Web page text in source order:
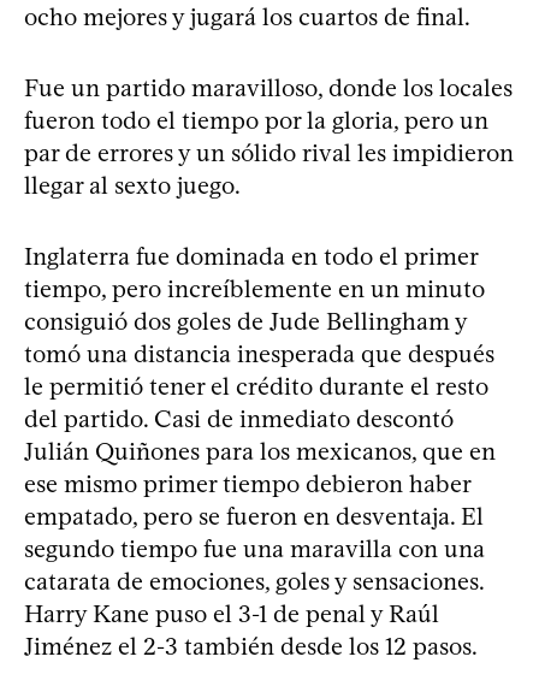
ocho mejores y jugará los cuartos de final.
Fue un partido maravilloso, donde los locales
fueron todo el tiempo por la gloria, pero un
par de errores y un sólido rival les impidieron
llegar al sexto juego.
Inglaterra fue dominada en todo el primer
tiempo, pero increíblemente en un minuto
consiguió dos goles de Jude Bellingham y
tomó una distancia inesperada que después
le permitió tener el crédito durante el resto
del partido. Casi de inmediato descontó
Julián Quiñones para los mexicanos, que en
ese mismo primer tiempo debieron haber
empatado, pero se fueron en desventaja. El
segundo tiempo fue una maravilla con una
catarata de emociones, goles y sensaciones.
Harry Kane puso el 3-1 de penal y Raúl
Jiménez el 2-3 también desde los 12 pasos.